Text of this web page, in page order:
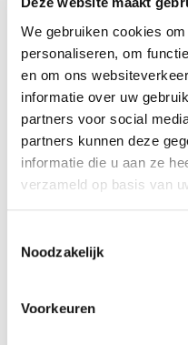
We gebruiken cookies
personaliseren, om
en om ons
informatie over uw
partners voor social
partners kunnen deze
informatie die u aan ze
verzameld op basis van
Noodzakelijk
Voorkeuren
EEN MAATWERK